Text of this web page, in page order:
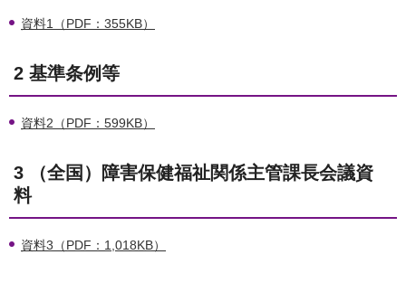
資料1（PDF：355KB）
2 基準条例等
資料2（PDF：599KB）
3 （全国）障害保健福祉関係主管課長会議資
料
資料3（PDF：1,018KB）